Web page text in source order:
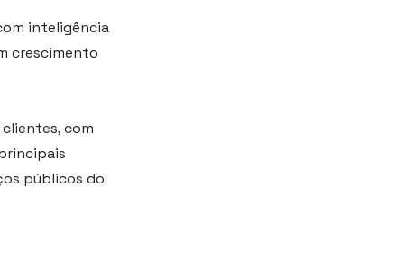
inteligência
crescimento
com
públicos do